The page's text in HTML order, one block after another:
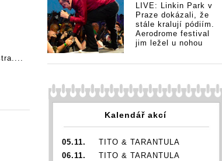
LIVE: Linkin Park v
Praze dokázali, že
stále kralují pódiím.
Aerodrome festival
jim ležel u nohou
Kalendář akcí
05.11.
TITO & TARANTULA
06.11.
TITO & TARANTULA